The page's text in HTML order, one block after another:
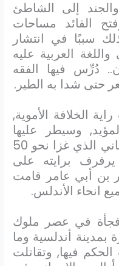
إلى الشاطئ
القائد مساحات
سببًا في انتشار
العربية عليه
دُرِّس فيها الفقه
حتى شدا به الطير.
الخلافة الأموية,
وسيطر عليها
المنصور بن أبي عامر القحطاني الذي غزا نحو 50
برايته على
بن أبي عامر قامت
انحاء الأندلس.
في عصر ملوك
أندلسية وما
فيها, وتقاتلت